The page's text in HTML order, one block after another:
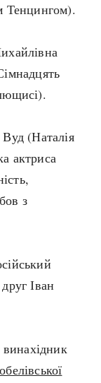
Тенцингом).
Вуд (Наталія
актриса
з
Іван
винахідник